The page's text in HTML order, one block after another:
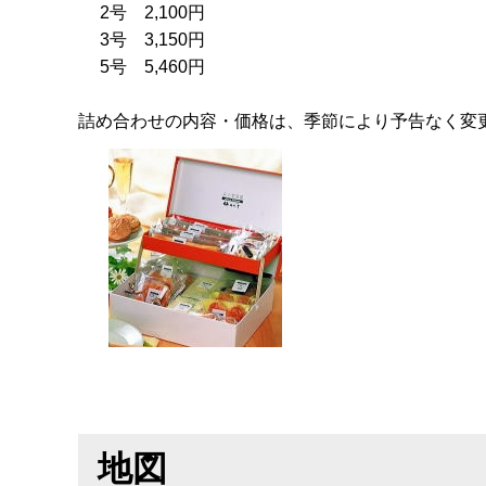
2号 2,100円
3号 3,150円
5号 5,460円
詰め合わせの内容・価格は、季節により予告なく変
地図